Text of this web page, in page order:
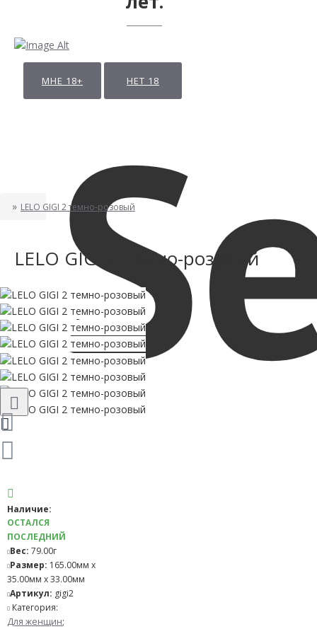
МНЕ 18+ НЕТ 18
LELO GIGI 2 темно-розовый
LELO GIGI 2 темно-розовый
Наличие:
ОСТАЛСЯ
ПОСЛЕДНИЙ
Вес: 79.00г
Размер: 165.00мм x
35.00мм x 33.00мм
Артикул: gigi2
Категория:
Для женщин;